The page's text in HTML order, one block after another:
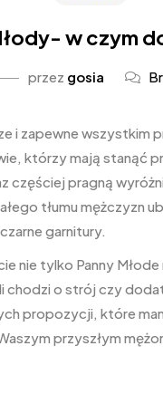
w czym
przez gosia
i zapewne wszystkim
którzy mają stanąć
częściej pragną
tłumu mężczyzn
garnitury.
nie tylko Panny
chodzi o strój czy
propozycji, które
przyszłym